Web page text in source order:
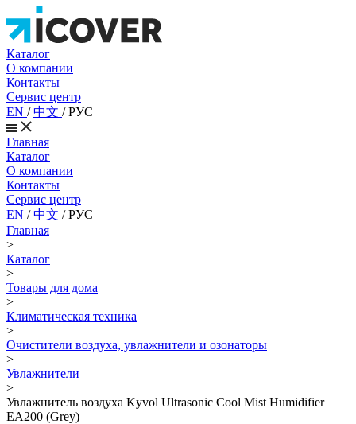
Каталог
О компании
Контакты
Сервис центр
EN /中文 /РУС
Главная
Каталог
О компании
Контакты
Сервис центр
EN /中文 /РУС
Главная
>
Каталог
>
Товары для дома
>
Климатическая техника
>
Очистители воздуха, увлажнители и озонаторы
>
Увлажнители
>
Увлажнитель воздуха Kyvol Ultrasonic Cool Mist Humidifier
EA200 (Grey)